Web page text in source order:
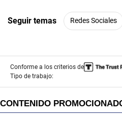
Seguir temas Redes Sociales
Conforme a los criterios de
Tipo de trabajo: